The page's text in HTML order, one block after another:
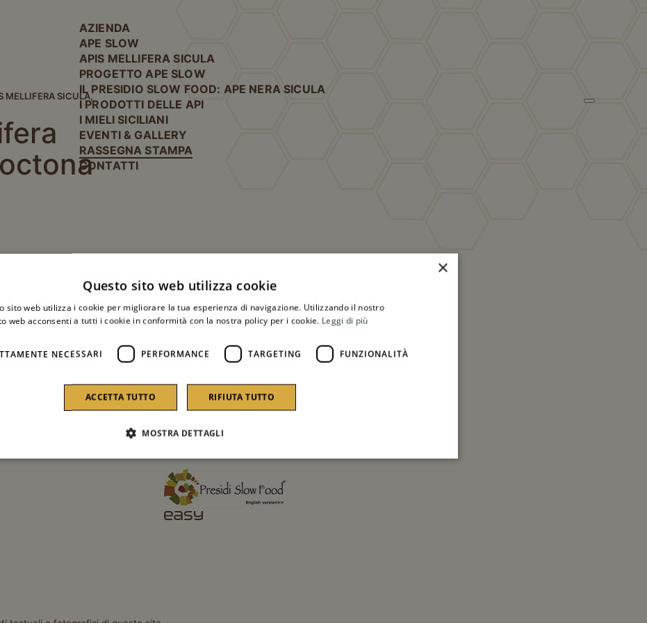
AZIENDA
APE SLOW
APIS MELLIFERA SICULA
PROGETTO APE SLOW
IL PRESIDIO SLOW FOOD: APE NERA SICULA
I PRODOTTI DELLE API
I MIELI SICILIANI
EVENTI & GALLERY
RASSEGNA STAMPA
CONTATTI
MELLIFERA SICULA,
×
Questo sito web utilizza cookie
sito web utilizza i cookie per migliorare la tua esperienza di navigazione. Utilizzando il nostro
web acconsenti a tutti i cookie in conformità con la nostra policy per i cookie. Leggi di più
NECESSARI PERFORMANCE TARGETING FUNZIONALITÀ
ACCETTA TUTTO RIFIUTA TUTTO
MOSTRA DETTAGLI